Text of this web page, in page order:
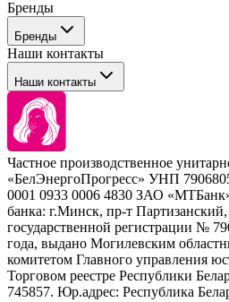
Профессиональные средства
Сервисные средства
Уход
Стайлинг
Брови и ресницы
Барберинг
Наборы
Расходные материалы
Бренды
Бренды
Tefia
Concept
Kezy
Barex
Sim Sensitive
Kebren
Selective Professional
White Line
Наши контакты
Наши контакты
+ 375 44 7233514
+ 375 29 1649505
info@krasabel.by
Офис: г. Минск, ул.
Частное производственное
«БелЭнергоПрогресс» УНП
0001 0933 0006 4830 ЗАО
банка: г.Минск, пр-т
государственной регистрации №
года, выдано Могилевским
комитетом Главного управления
Торговом реестре Республики
745857. Юр.адрес: Республика